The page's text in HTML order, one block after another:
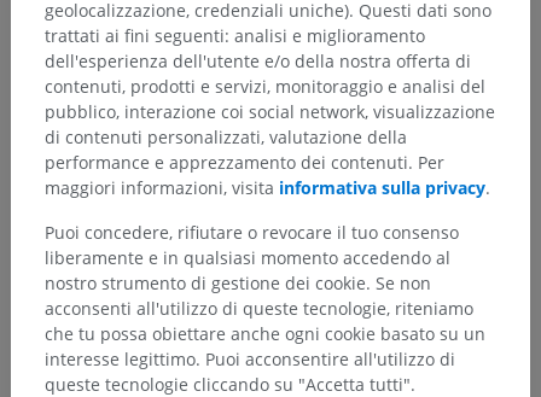
geolocalizzazione, credenziali uniche). Questi dati sono
trattati ai fini seguenti: analisi e miglioramento
dell'esperienza dell'utente e/o della nostra offerta di
contenuti, prodotti e servizi, monitoraggio e analisi del
pubblico, interazione coi social network, visualizzazione
di contenuti personalizzati, valutazione della
performance e apprezzamento dei contenuti. Per
maggiori informazioni, visita informativa sulla privacy.
Puoi concedere, rifiutare o revocare il tuo consenso
liberamente e in qualsiasi momento accedendo al
nostro strumento di gestione dei cookie. Se non
acconsenti all'utilizzo di queste tecnologie, riteniamo
che tu possa obiettare anche ogni cookie basato su un
interesse legittimo. Puoi acconsentire all'utilizzo di
queste tecnologie cliccando su "Accetta tutti".